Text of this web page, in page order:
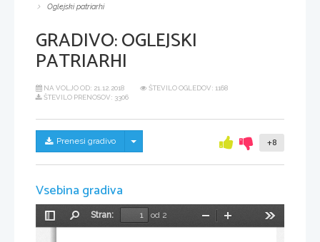
Oglejski patriarhi
GRADIVO:OGLEJSKI
PATRIARHI
NA VOLJO OD: 21.12.2018
ŠTEVILO OGLEDOV: 1168
ŠTEVILO PRENOSOV: 3306
Prenesi gradivo Skrij/prikaži meni +8
Vsebina gradiva
Preklopi
Stran:
od 2
Pomanjšaj